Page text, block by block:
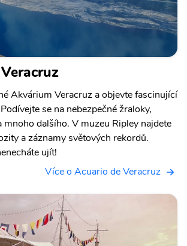
Akvárium Veracruz a objevte fascinující
se na nebezpečné žraloky,
dalšího. V muzeu Ripley najdete
a záznamy světových rekordů.
ujít!
Více o Acuario de Veracruz